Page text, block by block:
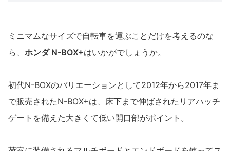
ミニマムなサイズで自転車を運ぶことだけを考えるのな
ら、 ホンダ N-BOX+はいかがでしょうか。
初代N-BOXのバリエーションとして2012年から2017年ま
で販売されたN-BOX+は、床下まで伸ばされたリアハッチ
ゲートを備えた大きくて低い開口部がポイント。